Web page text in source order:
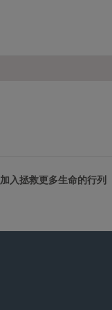
加入拯救更多生命的行列